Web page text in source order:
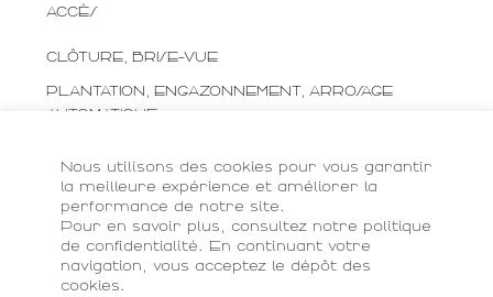
ACCÈS
CLÔTURE, BRISE-VUE
PLANTATION, ENGAZONNEMENT, ARROSAGE
AUTOMATIQUE
ET DÉCORATION
ENTRETIEN
RECRUTEMENT
Nous utilisons des cookies pour vous garantir
la meilleure expérience et améliorer la
performance de notre site.
Pour en savoir plus, consultez notre politique
de confidentialité. En continuant votre
navigation, vous acceptez le dépôt des
cookies.